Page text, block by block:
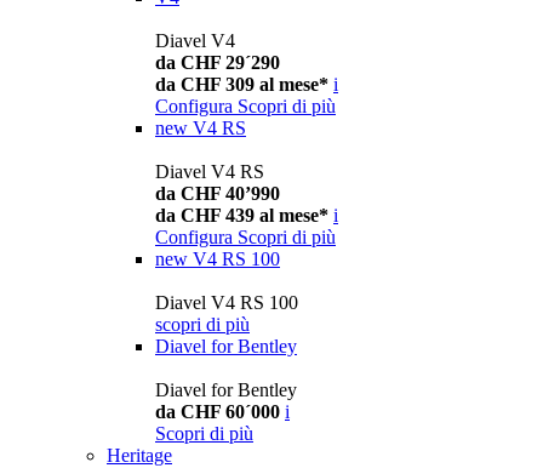
Diavel V4
da CHF 29´290
da CHF 309 al mese* i
Configura Scopri di più
new V4 RS
Diavel V4 RS
da CHF 40’990
da CHF 439 al mese* i
Configura Scopri di più
new V4 RS 100
Diavel V4 RS 100
scopri di più
Diavel for Bentley
Diavel for Bentley
da CHF 60´000 i
Scopri di più
Heritage